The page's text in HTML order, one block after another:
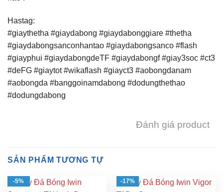
Hastag:
#giaythetha #giaydabong #giaydabonggiare #thetha
#giaydabongsanconhantao #giaydabongsanco #flash
#giayphui #giaydabongdeTF #giaydabongf #giay3soc #ct3
#deFG #giaytot #wikaflash #giayct3 #aobongdanam
#aobongda #banggoinamdabong #dodungthethao
#dodungdabong
Đánh giá product
SẢN PHẨM TƯƠNG TỰ
-5% -17%